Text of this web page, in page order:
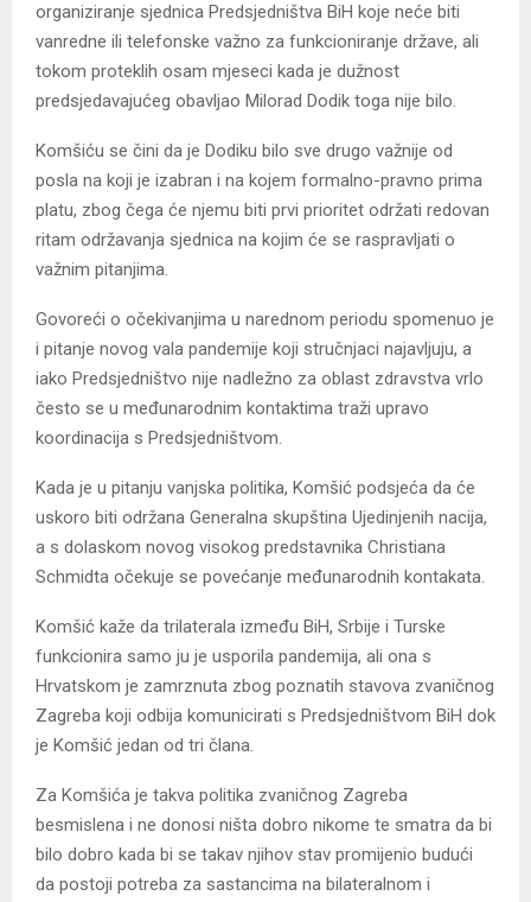
organiziranje sjednica Predsjedništva BiH koje neće biti
vanredne ili telefonske važno za funkcioniranje države, ali
tokom proteklih osam mjeseci kada je dužnost
predsjedavajućeg obavljao Milorad Dodik toga nije bilo.
Komšiću se čini da je Dodiku bilo sve drugo važnije od
posla na koji je izabran i na kojem formalno-pravno prima
platu, zbog čega će njemu biti prvi prioritet održati redovan
ritam održavanja sjednica na kojim će se raspravljati o
važnim pitanjima.
Govoreći o očekivanjima u narednom periodu spomenuo je
i pitanje novog vala pandemije koji stručnjaci najavljuju, a
iako Predsjedništvo nije nadležno za oblast zdravstva vrlo
često se u međunarodnim kontaktima traži upravo
koordinacija s Predsjedništvom.
Kada je u pitanju vanjska politika, Komšić podsjeća da će
uskoro biti održana Generalna skupština Ujedinjenih nacija,
a s dolaskom novog visokog predstavnika Christiana
Schmidta očekuje se povećanje međunarodnih kontakata.
Komšić kaže da trilaterala između BiH, Srbije i Turske
funkcionira samo ju je usporila pandemija, ali ona s
Hrvatskom je zamrznuta zbog poznatih stavova zvaničnog
Zagreba koji odbija komunicirati s Predsjedništvom BiH dok
je Komšić jedan od tri člana.
Za Komšića je takva politika zvaničnog Zagreba
besmislena i ne donosi ništa dobro nikome te smatra da bi
bilo dobro kada bi se takav njihov stav promijenio budući
da postoji potreba za sastancima na bilateralnom i